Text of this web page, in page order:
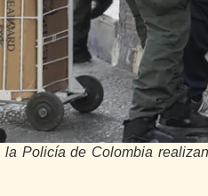
la Policía de Colombia